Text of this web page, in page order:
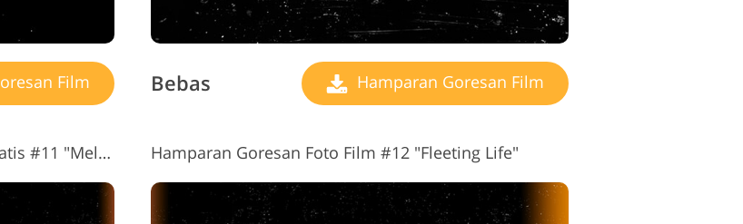
Film Bebas Hamparan Goresan Film
Hamparan Goresan Film Transparan Gratis #11 "Melancholy Feelings" Hamparan Goresan Foto Film #12 "Fleeting Life"